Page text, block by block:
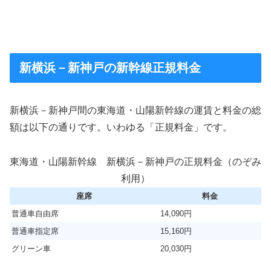
新横浜－新神戸の新幹線正規料金
新横浜－新神戸間の東海道・山陽新幹線の運賃と料金の総
額は以下の通りです。いわゆる「正規料金」です。
東海道・山陽新幹線 新横浜－新神戸の正規料金（のぞみ
利用）
座席
料金
普通車自由席
14,090円
普通車指定席
15,160円
グリーン車
20,030円